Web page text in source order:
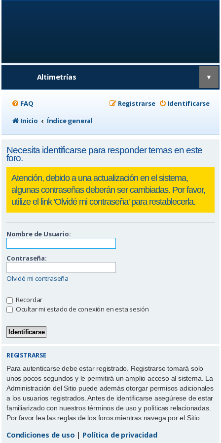
Altimetrías ▼
FAQ Identificarse
Registrarse
Inicio
Índice general
Necesita identificarse para responder temas en este
foro.
Nombre de Usuario:
Contraseña:
Olvidé mi contraseña
Recordar
Ocultar mi estado de conexión en esta sesión
REGISTRARSE
Para autenticarse debe estar registrado. Registrarse tomará solo
unos pocos segundos y le permitirá un amplio acceso al sistema. La
Administración del Sitio puede además otorgar permisos adicionales
a los usuarios registrados. Antes de identificarse asegúrese de estar
familiarizado con nuestros términos de uso y políticas relacionadas.
Por favor lea las reglas de los foros mientras navega por el Sitio.
Condiciones de uso | Política de privacidad